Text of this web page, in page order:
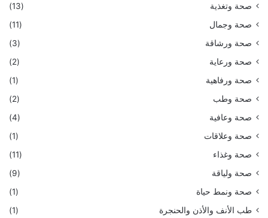
صحة وتغذية
(13)
صحة وجمال
(11)
صحة ورشاقة
(3)
صحة ورعاية
(2)
صحة ورفاهية
(1)
صحة وطب
(2)
صحة وعافية
(4)
صحة وعلاقات
(1)
صحة وغذاء
(11)
صحة ولياقة
(9)
صحة ونمط حياة
(1)
طب الأنف والأذن والحنجرة
(1)